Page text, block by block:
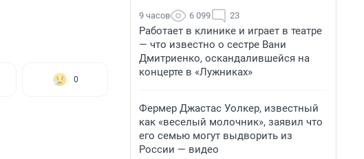
0
9 часов 6 099 23
Работает в клинике и играет в театре
— что известно о сестре Вани
Дмитриенко, оскандалившейся на
концерте в «Лужниках»
Фермер Джастас Уолкер, известный
как «веселый молочник», заявил что
его семью могут выдворить из
России — видео